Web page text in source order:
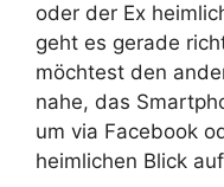
oder der Ex
geht es gerade
möchtest den
nahe, das
um via Facebook
heimlichen Blick